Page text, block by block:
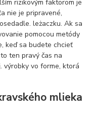
rizikovým faktorom je
nie je pripravené,
leżaczku. Ak sa
pomocou metódy
keď sa budete chcieť
ten pravý čas na
výrobky vo forme, ktorá
mlieka